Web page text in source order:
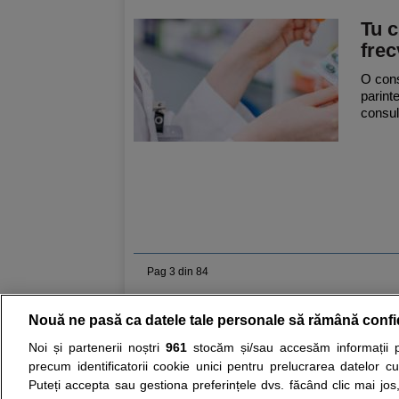
Tu
O
Pag 3 din 84
Resurse: Autoevaluare simptome
Opiniile avizate ale medicilor, sfaturile si orice
nici diagnosticul stabilit in urma investigatiilor si
Nouă ne pasă ca datele tale personale să rămână
Noi și partenerii noștri 961stocăm și/sau accesăm informații
precum identificatorii cookie unici pentru prelucrarea datelor
Puteți accepta sau gestiona preferințele dvs. făcând clic mai